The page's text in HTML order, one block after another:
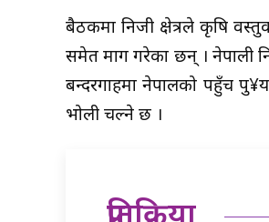
बैठकमा निजी क्षेत्रले कृषि
समेत माग गरेका छन् । नेपाली
बन्दरगाहमा नेपालको पहुँच
भोली चल्ने छ ।